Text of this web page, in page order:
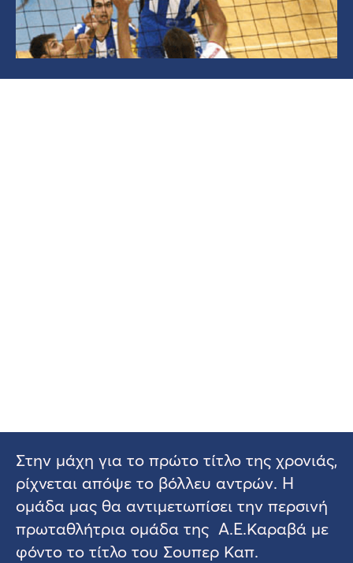
Στην μάχη για το πρώτο τίτλο της χρονιάς,
ρίχνεται απόψε το βόλλευ αντρών. Η
ομάδα μας θα αντιμετωπίσει την περσινή
πρωταθλήτρια ομάδα της Α.Ε.Καραβά με
φόντο το τίτλο του Σουπερ Καπ.